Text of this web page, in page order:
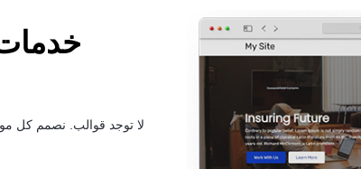
لا توجد قوالب. نصمم كل